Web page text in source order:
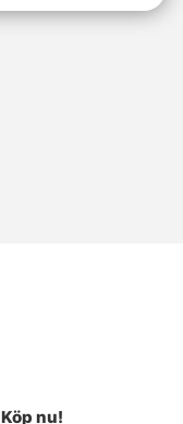
Köp nu!